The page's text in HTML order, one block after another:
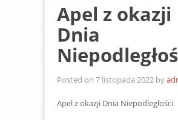
Apel z okazji
Dnia
Posted on 7 listopada 2022 by
Apel z okazji Dnia Niepodległości